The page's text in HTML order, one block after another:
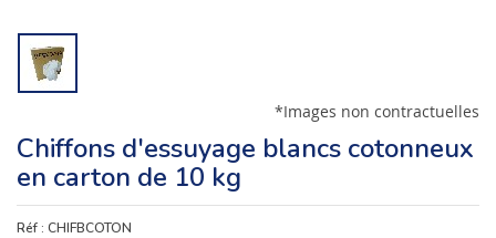
*Images non contractuelles
Chiffons d'essuyage blancs cotonneux
en carton de 10 kg
Réf : CHIFBCOTON